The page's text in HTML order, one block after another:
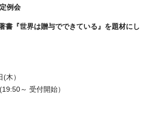
例会
『世界は贈与でできている』を題材にし
木）
～ 受付開始）